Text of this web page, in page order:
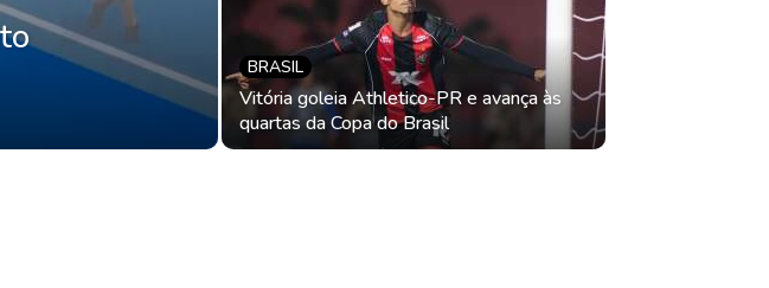
BRASIL
Vitória goleia Athletico-PR e avança às
quartas da Copa do Brasil